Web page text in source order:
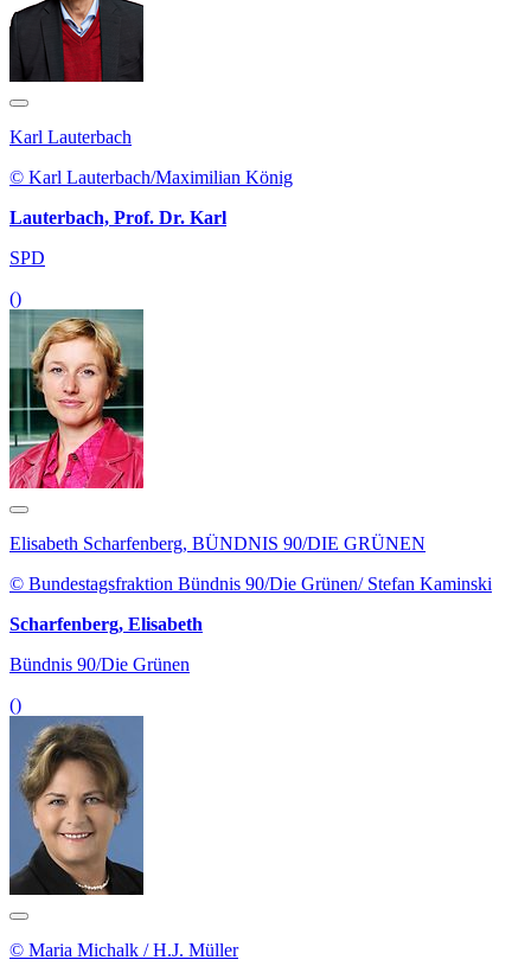
Karl Lauterbach
© Karl Lauterbach/Maximilian König
Lauterbach, Prof. Dr. Karl
SPD
()
Elisabeth Scharfenberg, BÜNDNIS 90/DIE GRÜNEN
© Bundestagsfraktion Bündnis 90/Die Grünen/ Stefan Kaminski
Scharfenberg, Elisabeth
Bündnis 90/Die Grünen
()
© Maria Michalk / H.J. Müller